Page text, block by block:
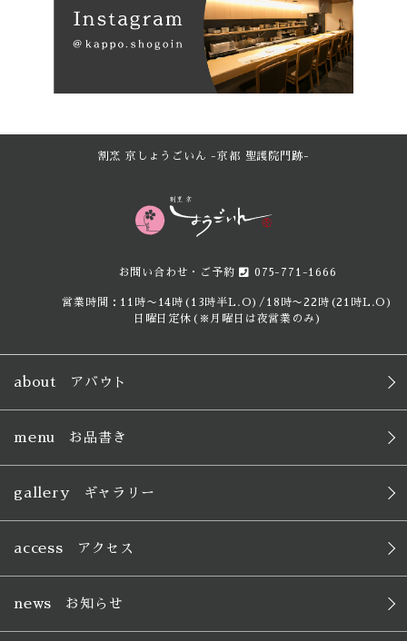
割烹 京しょうごいん -京都 聖護院門跡-
お問い合わせ・ご予約 075-771-1666
営業時間：11時〜14時(13時半L.O)/18時〜22時(21時L.O)
日曜日定休(※月曜日は夜営業のみ)
about アバウト
menu お品書き
gallery ギャラリー
access アクセス
news お知らせ